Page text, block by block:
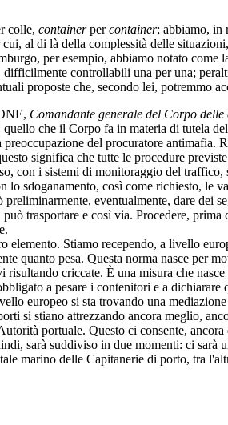
colle, containerpercontainer; abbiamo, in
al di là della complessità delle
per esempio, abbiamo notato come
controllabili una per una;
proposte che, secondo lei, potremmo
, Comandante generale del Corpo
che il Corpo fa in materia di tutela
del procuratore antimafia.
significa che tutte le procedure
con i sistemi di monitoraggio del
sdoganamento, così come richiesto, le
eventualmente, dare dei
può trasportare e così via. Procedere,
Stiamo recependo, a livello
quanto pesa. Questa norma nasce per
risultando criccate. È una misura che
a pesare i contenitori e a
europeo si sta trovando una
si stiano attrezzando ancora meglio,
portuale. Questo ci consente,
sarà suddiviso in due momenti: ci sarà
marino delle Capitanerie di porto, tra